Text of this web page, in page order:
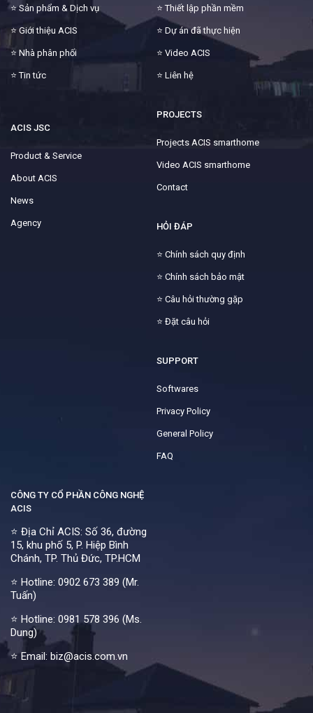
⭐Sản phẩm & Dịch vụ
⭐ Giới thiệu ACIS
⭐ Nhà phân phối
⭐Tin tức
ACIS JSC
Product & Service
About ACIS
News
Agency
⭐Thiết lập phần mềm
⭐ Dự án đã thực hiện
⭐ Video ACIS
⭐ Liên hệ
PROJECTS
Projects ACIS smarthome
Video ACIS smarthome
Contact
HỎI ĐÁP
⭐ Chính sách quy định
⭐ Chính sách bảo mật
⭐ Câu hỏi thường gặp
⭐ Đặt câu hỏi
SUPPORT
Softwares
Privacy Policy
General Policy
FAQ
CÔNG TY CỔ PHẦN CÔNG NGHỆ
ACIS
⭐ Địa Chỉ ACIS: Số 36, đường
15, khu phố 5, P. Hiệp Bình
Chánh, TP. Thủ Đức, TP.HCM
⭐ Hotline: 0902 673 389 (Mr.
Tuấn)
⭐ Hotline: 0981 578 396 (Ms.
Dung)
⭐ Email: biz@acis.com.vn